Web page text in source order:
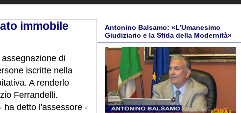
immobile
di
iscritte nella
A renderlo
Ferrandelli.
ha detto l'assessore -
Antonino Balsamo: «L’Umanesimo
Giudiziario e la Sfida della Modernità»